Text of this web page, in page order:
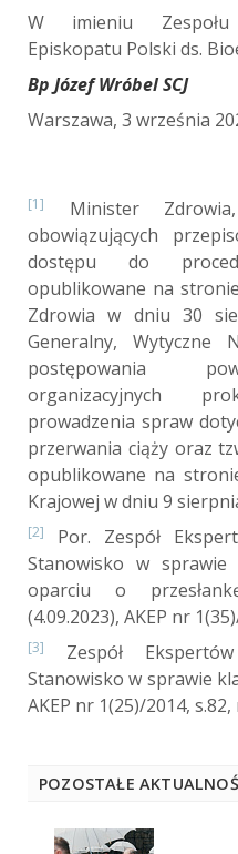
W imieniu Zespołu
Episkopatu Polski ds.
Bp Józef Wróbel SCJ
Warszawa, 3 września
[1]
Minister
obowiązujących
dostępu do
opublikowane na
Zdrowia w dniu 30
Generalny,
postępowania
organizacyjnych
prowadzenia spraw
przerwania ciąży oraz
opublikowane na
Krajowej w dniu 9
[2]
Por. Zespół
Stanowisko w sprawie
oparciu o
(4.09.2023), AKEP nr
[3]
Zespół
Stanowisko w sprawie
AKEP nr 1(25)/2014, s.82,
POZOSTAŁE